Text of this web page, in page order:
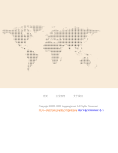
首页 企业服务 关于我们
Copyright 02022- 2023 linggongjie.net All Rights Reserved.
四川一辰煜方科技有限公司版权所有蜀ICP备2023005651号-1